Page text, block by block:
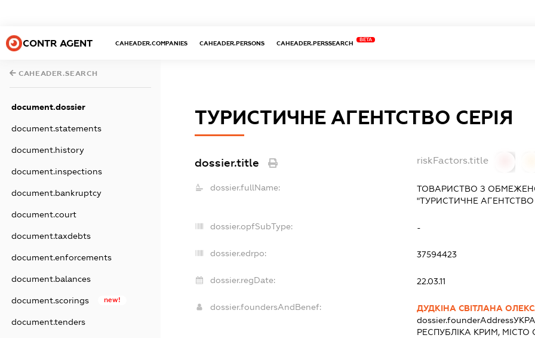
CONTR AGENT CAHEADER.COMPANIES CAHEADER.PERSONS CAHEADER.PERSSEARCH
BETA
CAHEADER.SEARCH
document.dossier
document.statements
document.history
document.inspections
document.bankruptcy
document.court
document.taxdebts
document.enforcements
document.balances
document.scorings new!
document.tenders
ТУРИСТИЧНЕ АГЕНТСТВО СЕРІЯ
dossier.title riskFactors.title
dossier.fullName:
ТОВАРИСТВО З
"ТУРИСТИЧНЕ АГЕНТСТВО
dossier.opfSubType: -
dossier.edrpo: 37594423
dossier.regDate: 22.03.11
dossier.foundersAndBenef:
ДУДКІНА СВІТЛАНА
dossier.founderAddress
РЕСПУБЛІКА КРИМ,